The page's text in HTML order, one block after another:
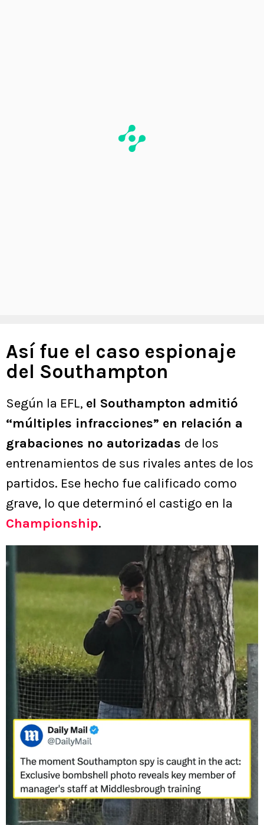
Así fue el caso espionaje
del Southampton
Según la EFL, el Southampton admitió
“múltiples infracciones” en relación a
grabaciones no autorizadas de los
entrenamientos de sus rivales antes de los
partidos. Ese hecho fue calificado como
grave, lo que determinó el castigo en la
Championship.